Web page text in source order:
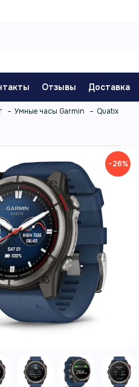
Отзывы Доставка
Умные часы Garmin Quatix
−26%